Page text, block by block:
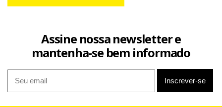
Assine nossa newsletter e
mantenha-se bem informado